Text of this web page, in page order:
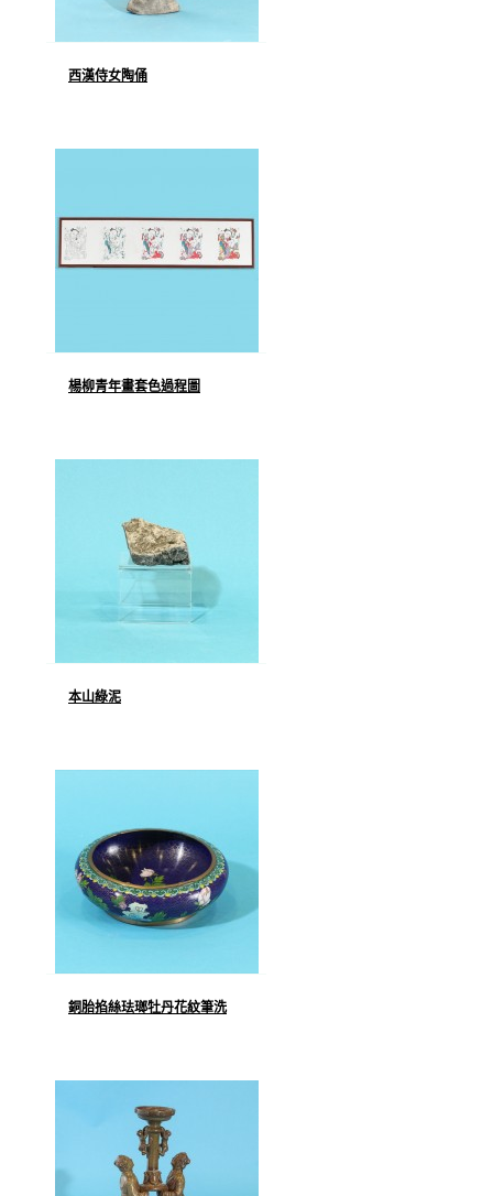
西漢侍女陶俑
楊柳青年畫套色過程圖
本山綠泥
銅胎掐絲珐瑯牡丹花紋筆洗